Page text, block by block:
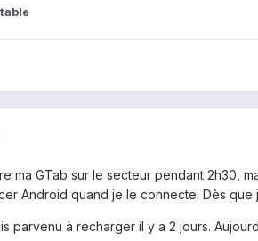
ma GTab sur le secteur pendant 2h30,
Android quand je le connecte. Dès
parvenu à recharger il y a 2 jours.